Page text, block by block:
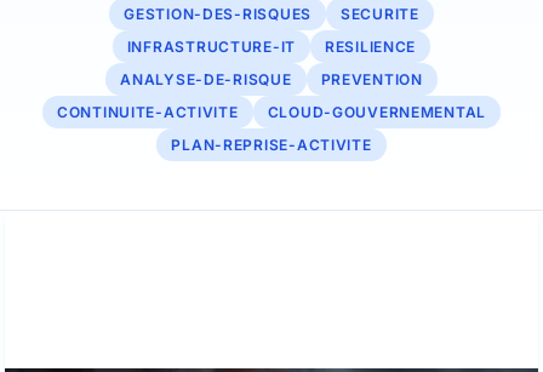
GESTION-DES-RISQUES
SECURITE
INFRASTRUCTURE-IT
RESILIENCE
ANALYSE-DE-RISQUE
PREVENTION
CONTINUITE-ACTIVITE
CLOUD-GOUVERNEMENTAL
PLAN-REPRISE-ACTIVITE